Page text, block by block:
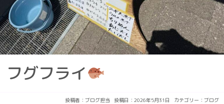
フグフライ
投稿者： ブログ担当 投稿日：2026年5月31日 カテゴリー： ブログ